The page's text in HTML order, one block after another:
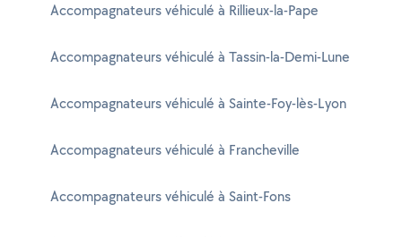
Accompagnateurs véhiculé à Rillieux-la-Pape
Accompagnateurs véhiculé à Tassin-la-Demi-Lune
Accompagnateurs véhiculé à Sainte-Foy-lès-Lyon
Accompagnateurs véhiculé à Francheville
Accompagnateurs véhiculé à Saint-Fons